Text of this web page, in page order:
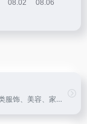
淘宝网 - 亚洲较大的网上交易平台，提供各类服饰、美容、家居、数码、话费/点卡充值… 数亿优质商品，同时提供担保交易(先收货后付款)等安全交易保障服务，并由商家提供退货承诺、破损补寄等消费者保障服务，让你安心享受网上购物乐趣！